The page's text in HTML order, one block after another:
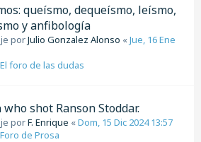
queísmo, dequeísmo, leísmo,
y anfibología
porJulio Gonzalez Alonso «Jue, 16 Ene
El foro de las dudas
shot Ranson Stoddar.
porF. Enrique «Dom, 15 Dic 2024 13:57
Foro de Prosa